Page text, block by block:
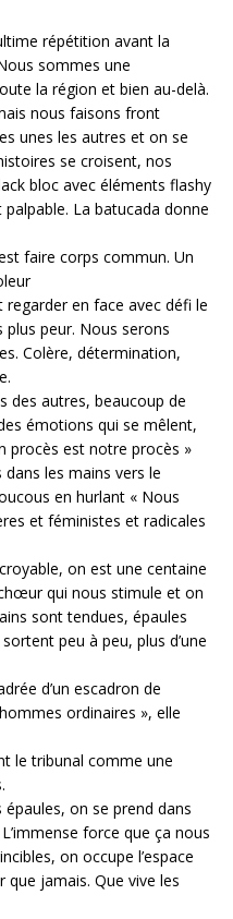
répétition avant la
sommes une
la région et bien au-delà.
nous faisons front
unes les autres et on se
se croisent, nos
bloc avec éléments flashy
La batucada donne
faire corps commun. Un
regarder en face avec défi le
plus peur. Nous serons
Colère, détermination,
des autres, beaucoup de
émotions qui se mêlent,
procès est notre procès »
les mains vers le
en hurlant « Nous
et féministes et radicales
on est une centaine
qui nous stimule et on
sont tendues, épaules
peu à peu, plus d’une
d’un escadron de
ordinaires », elle
le tribunal comme une
on se prend dans
force que ça nous
on occupe l’espace
que jamais. Que vive les